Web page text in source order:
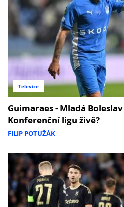
Televize
Guimaraes - Mladá
Konferenční ligu živě?
FILIP POTUŽÁK